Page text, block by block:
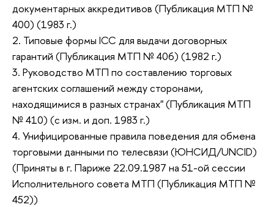
документарных аккредитивов (Публикация МТП №
400) (1983 г.)
2. Типовые формы ICC для выдачи договорных
гарантий (Публикация МТП № 406) (1982 г.)
3. Руководство МТП по составлению торговых
агентских соглашений между сторонами,
находящимися в разных странах" (Публикация МТП
№ 410) (с изм. и доп. 1983 г.)
4. Унифицированные правила поведения для обмена
торговыми данными по телесвязи (ЮНСИД/UNCID)
(Приняты в г. Париже 22.09.1987 на 51-ой сессии
Исполнительного совета МТП (Публикация МТП №
452))